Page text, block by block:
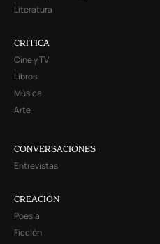
Literatura
CRITICA
Cine y TV
Libros
Música
Arte
CONVERSACIONES
Entrevistas
CREACIÓN
Poesía
Ficción